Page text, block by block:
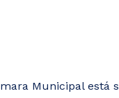
Municipal